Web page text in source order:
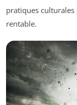
pratiques
rentable.